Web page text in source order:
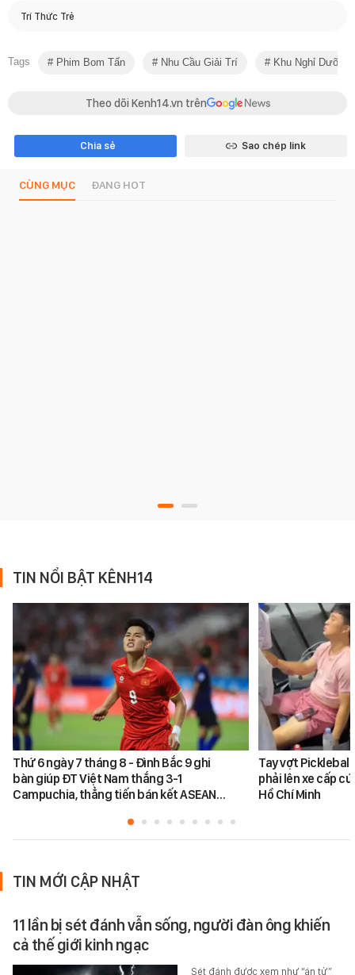
Trí Thức Trẻ
Tags Phim Bom Tấn Nhu Cầu Giải Trí Khu Nghỉ Dưỡng
Theo dõi Kenh14.vn trên
Chia sẻ Sao chép link
CÙNG MỤC ĐANG HOT
TIN NỔI BẬT KÊNH14
Thứ 6 ngày 7 tháng 8 - Đình Bắc 9 ghi
bàn giúp ĐT Việt Nam thắng 3-1
Campuchia, thẳng tiến bán kết ASEAN…
Tay vợt
phải lên xe cấp
Hồ Chí Minh
TIN MỚI CẬP NHẬT
11 lần bị sét đánh vẫn sống, người đàn ông khiến
cả thế giới kinh ngạc
Sét đánh được xem như “án tử”